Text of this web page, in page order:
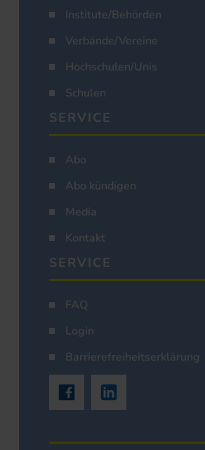
Institute/Behörden
Verbände/Vereine
Hochschulen/Unis
Schulen
SERVICE
Abo
Abo kündigen
Media
Kontakt
SERVICE
FAQ
Login
Barrierefreiheitserklärung